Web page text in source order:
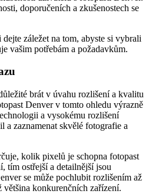
doporučeních a zkušenostech se
záležet na tom, abyste si vybrali
vašim potřebám a požadavkům.
brát v úvahu rozlišení a kvalitu
Denver v tomto ohledu výrazně
a vysokému rozlišení
a zaznamenat skvělé fotografie a
kolik pixelů je schopna fotopast
tím ostřejší a detailnější jsou
se může pochlubit rozlišením až
konkurenčních zařízení.